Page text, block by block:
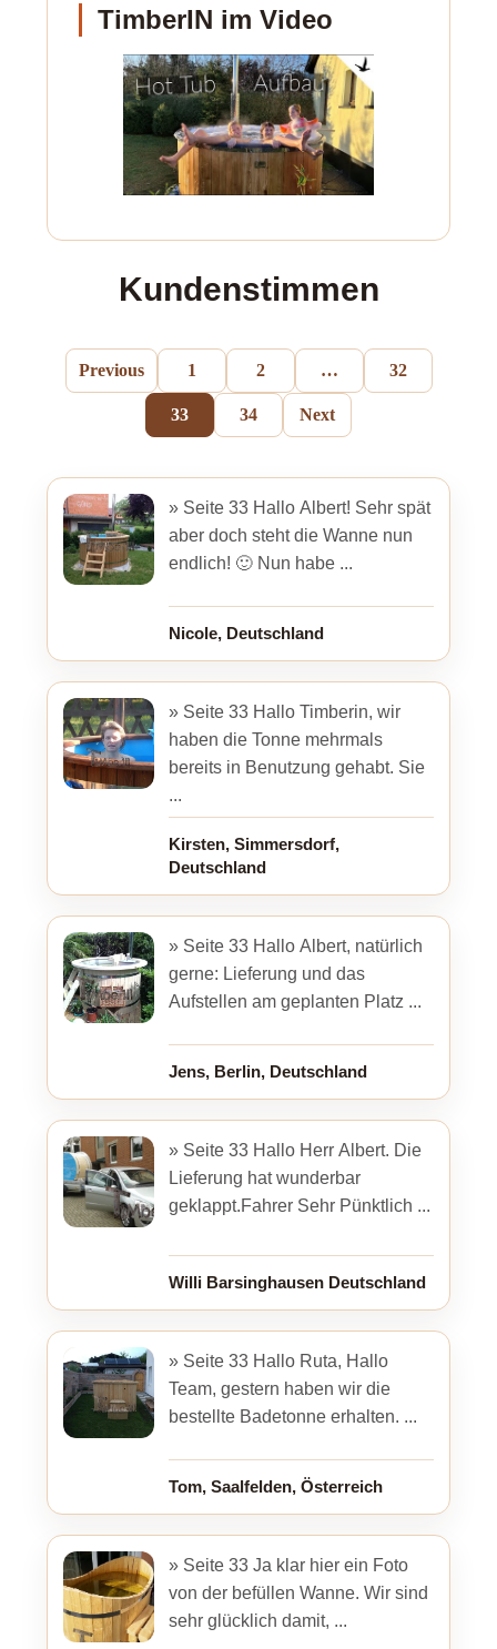
TimberIN im Video
Kundenstimmen
Previous 1 2 … 32
33 34 Next
» Seite 33 Hallo Albert! Sehr spät
aber doch steht die Wanne nun
endlich! 🙂 Nun habe ...
Nicole, Deutschland
» Seite 33 Hallo Timberin, wir
haben die Tonne mehrmals
bereits in Benutzung gehabt. Sie
...
Kirsten, Simmersdorf,
Deutschland
» Seite 33 Hallo Albert, natürlich
gerne: Lieferung und das
Aufstellen am geplanten Platz ...
Jens, Berlin, Deutschland
» Seite 33 Hallo Herr Albert. Die
Lieferung hat wunderbar
geklappt.Fahrer Sehr Pünktlich ...
Willi Barsinghausen Deutschland
» Seite 33 Hallo Ruta, Hallo
Team, gestern haben wir die
bestellte Badetonne erhalten. ...
Tom, Saalfelden, Österreich
» Seite 33 Ja klar hier ein Foto
von der befüllen Wanne. Wir sind
sehr glücklich damit, ...